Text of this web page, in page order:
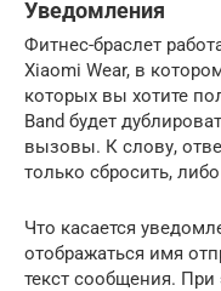
Уведомления
Фитнес-браслет
Xiaomi Wear, в
которых вы хотите
Band будет
вызовы. К слову,
только сбросить,
Что касается
отображаться имя
текст сообщения.